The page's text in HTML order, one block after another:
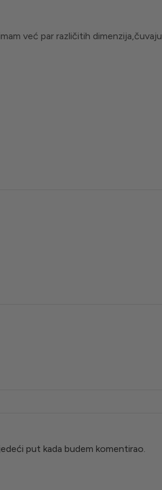
već par različitih dimenzija,čuvaju
put kada budem komentirao.